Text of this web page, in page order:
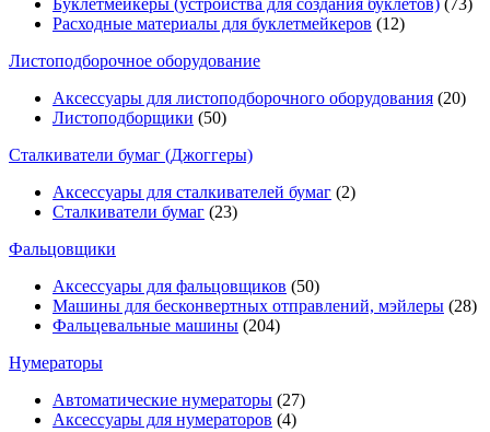
Буклетмейкеры (устройства для создания буклетов) (73)
Расходные материалы для буклетмейкеров (12)
Листоподборочное оборудование
Аксессуары для листоподборочного оборудования (20)
Листоподборщики (50)
Сталкиватели бумаг (Джоггеры)
Аксессуары для сталкивателей бумаг (2)
Сталкиватели бумаг (23)
Фальцовщики
Аксессуары для фальцовщиков (50)
Машины для бесконвертных отправлений, мэйлеры (28)
Фальцевальные машины (204)
Нумераторы
Автоматические нумераторы (27)
Аксессуары для нумераторов (4)